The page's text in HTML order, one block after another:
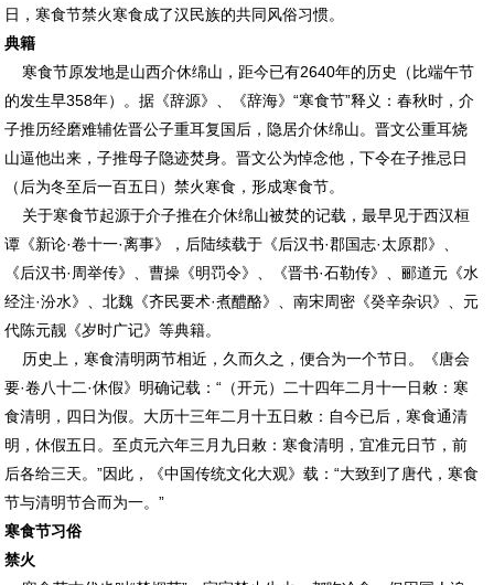
日，寒食节禁火寒食成了汉民族的共同风俗习惯。
典籍
寒食节原发地是山西介休绵山，距今已有2640年的历史（比端午节
的发生早358年）。据《辞源》、《辞海》“寒食节”释义：春秋时，介
子推历经磨难辅佐晋公子重耳复国后，隐居介休绵山。晋文公重耳烧
山逼他出来，子推母子隐迹焚身。晋文公为悼念他，下令在子推忌日
（后为冬至后一百五日）禁火寒食，形成寒食节。
关于寒食节起源于介子推在介休绵山被焚的记载，最早见于西汉桓
谭《新论·卷十一·离事》，后陆续载于《后汉书·郡国志·太原郡》、
《后汉书·周举传》、曹操《明罚令》、《晋书·石勒传》、郦道元《水
经注·汾水》、北魏《齐民要术·煮醴酪》、南宋周密《癸辛杂识》、元
代陈元靓《岁时广记》等典籍。
历史上，寒食清明两节相近，久而久之，便合为一个节日。《唐会
要·卷八十二·休假》明确记载：“（开元）二十四年二月十一日敕：寒
食清明，四日为假。大历十三年二月十五日敕：自今已后，寒食通清
明，休假五日。至贞元六年三月九日敕：寒食清明，宜准元日节，前
后各给三天。”因此，《中国传统文化大观》载：“大致到了唐代，寒食
节与清明节合而为一。”
寒食节习俗
禁火